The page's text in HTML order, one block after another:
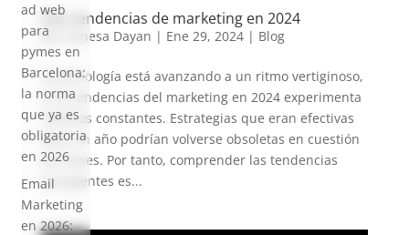
Seis tendencias de marketing en 2024
por Vanesa Dayan | Ene 29, 2024| Blog
La tecnología está avanzando a un ritmo vertiginoso,
y las tendencias del marketing en 2024 experimenta
cambios constantes. Estrategias que eran efectivas
hace un año podrían volverse obsoletas en cuestión
de meses. Por tanto, comprender las tendencias
emergentes es...
ad web
para
pymes en
Barcelona:
la norma
que ya es
obligatoria
en 2026
Email
Marketing
en 2026: